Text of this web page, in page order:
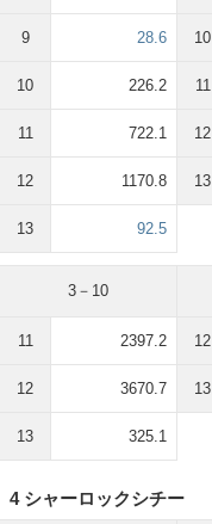
9 28.6
10 226.2
11 722.1
12 1170.8
13 92.5
10
11
12
13
3－10
11 2397.2
12 3670.7
13 325.1
12
13
4 シャーロックシチー